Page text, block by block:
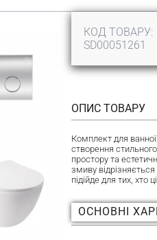
КОД ТОВАРУ:
SD00051261
ОПИС ТОВАРУ
Комплект для
створення
простору та
змиву
підійде для тих, хто
ОСНОВНІ